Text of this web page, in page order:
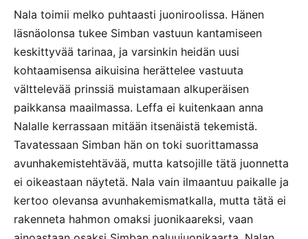
Nala toimii melko puhtaasti juoniroolissa. Hänen
läsnäolonsa tukee Simban vastuun kantamiseen
keskittyvää tarinaa, ja varsinkin heidän uusi
kohtaamisensa aikuisina herättelee vastuuta
välttelevää prinssiä muistamaan alkuperäisen
paikkansa maailmassa. Leffa ei kuitenkaan anna
Nalalle kerrassaan mitään itsenäistä tekemistä.
Tavatessaan Simban hän on toki suorittamassa
avunhakemistehtävää, mutta katsojille tätä juonnetta
ei oikeastaan näytetä. Nala vain ilmaantuu paikalle ja
kertoo olevansa avunhakemismatkalla, mutta tätä ei
rakenneta hahmon omaksi juonikaareksi, vaan